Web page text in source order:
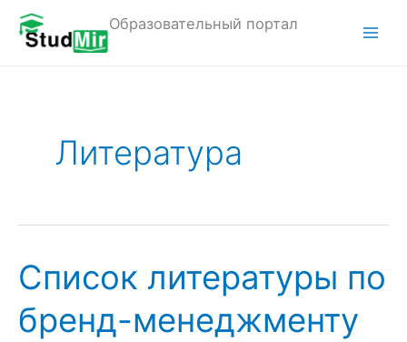
Перейти
содержимому
Образовательный портал
e
u
Литература
Список литературы по
бренд-менеджменту